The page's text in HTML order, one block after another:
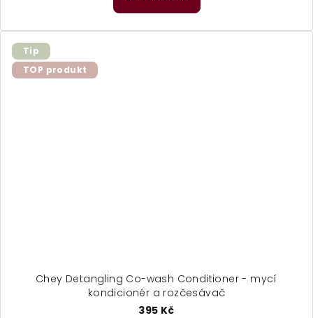
Tip
TOP produkt
Chey Detangling Co-wash Conditioner - mycí
kondicionér a rozčesávač
395 Kč